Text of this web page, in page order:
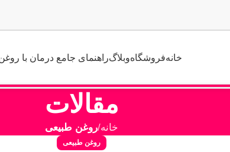
خانهفروشگاهوبلاگراهنمای جامع درمان با
مقالات
خانه روغن طبیعی
روغن طبیعی